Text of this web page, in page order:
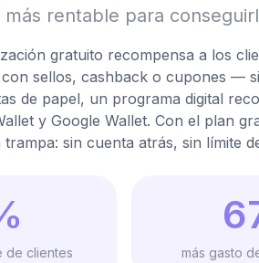
rentable para
gratuito recompensa a los
sellos, cashback o cupones —
de papel, un programa digital
y Google Wallet. Con el plan
sin cuenta atrás, sin límite
de clientes
más gasto